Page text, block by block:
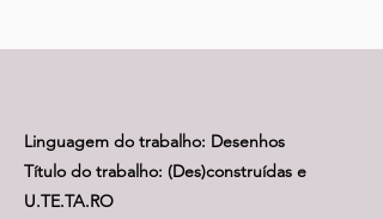
Linguagem do trabalho: Desenhos
Título do trabalho: (Des)construídas e
U.TE.TA.RO